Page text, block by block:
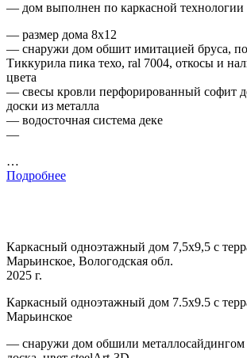
— дом выполнен по каркасной технологии
— размер дома 8х12
— снаружи дом обшит имитацией бруса,
Тиккурила пика техо, ral 7004, откосы и
цвета
— свесы кровли перфорированный софит
доски из металла
— водосточная система деке
—
…
Подробнее
Каркасный одноэтажный дом 7,5х9,5 с
Марьинское, Вологодская обл.
2025 г.
Каркасный одноэтажный дом 7.5х9.5 с
Марьинское
— снаружи дом обшили металлосайдингом